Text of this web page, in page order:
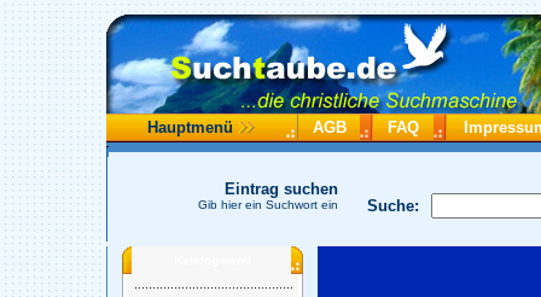
Hauptmenü AGB FAQ
Suche:
Eintrag suchen
Gib hier ein Suchwort ein